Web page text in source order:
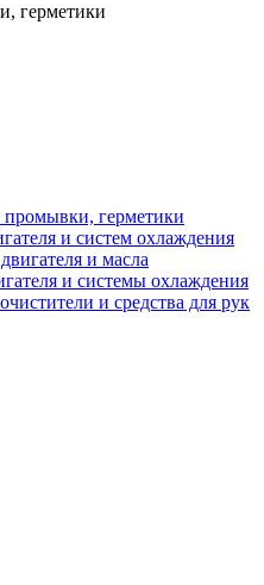
герметики
промывки, герметики
и систем охлаждения
и масла
и системы охлаждения
и средства для рук